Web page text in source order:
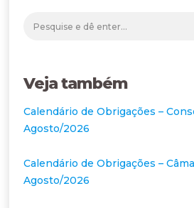
Veja também
Calendário de Obrigações –
Agosto/2026
Calendário de Obrigações –
Agosto/2026